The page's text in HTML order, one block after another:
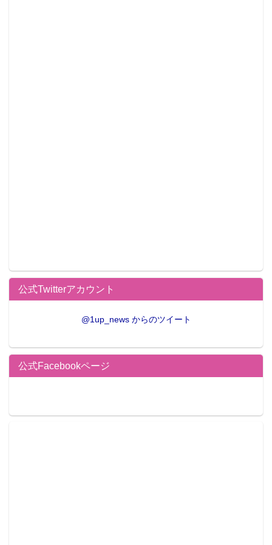
公式Twitterアカウント
@1up_news からのツイート
公式Facebookページ